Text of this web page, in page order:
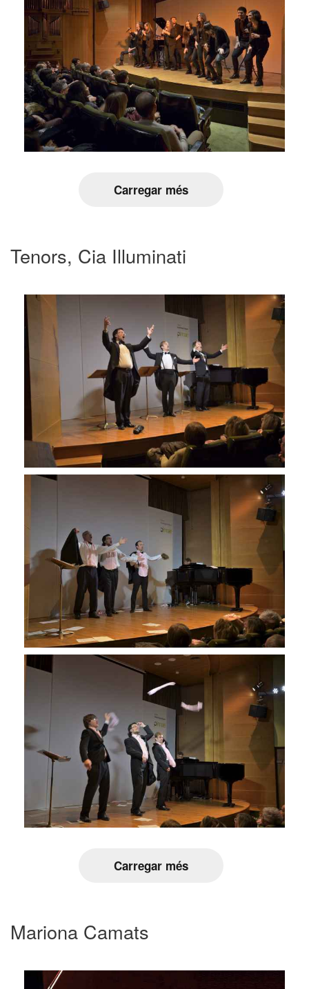
Carregar més
Tenors, Cia Illuminati
Carregar més
Mariona Camats